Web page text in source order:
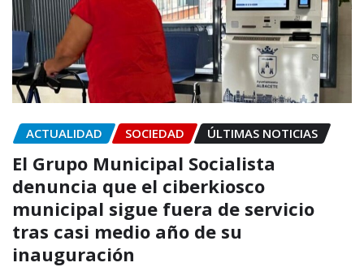
ACTUALIDAD SOCIEDAD ÚLTIMAS NOTICIAS
El Grupo Municipal Socialista
denuncia que el ciberkiosco
municipal sigue fuera de servicio
tras casi medio año de su
inauguración